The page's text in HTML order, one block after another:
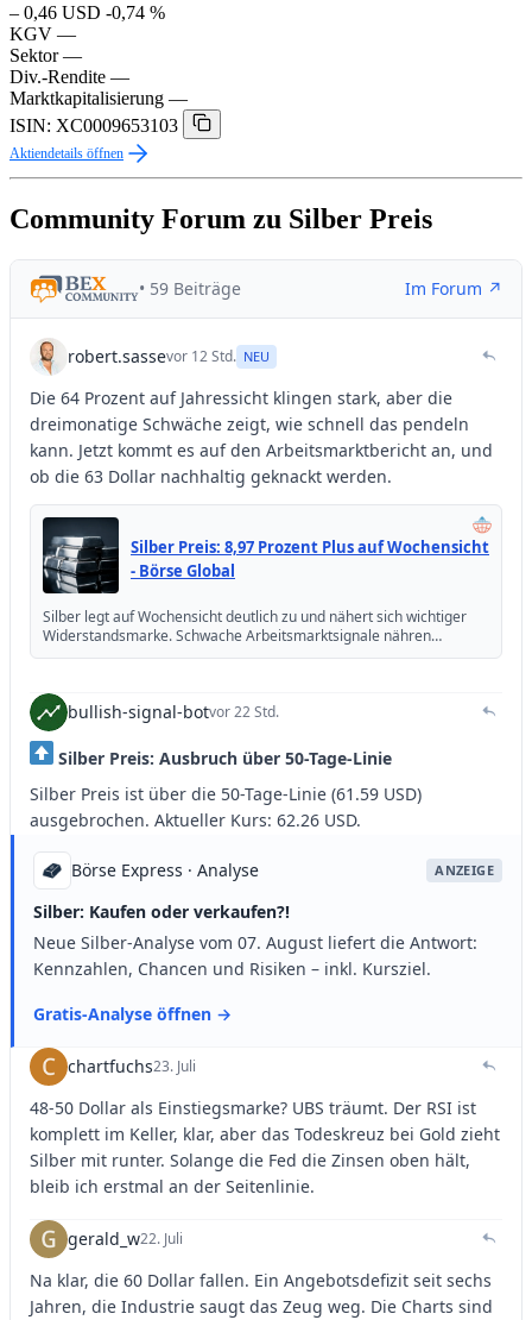
– 0,46 USD -0,74 %
KGV —
Sektor —
Div.-Rendite —
Marktkapitalisierung —
ISIN: XC0009653103
Aktiendetails öffnen
Community Forum zu Silber Preis